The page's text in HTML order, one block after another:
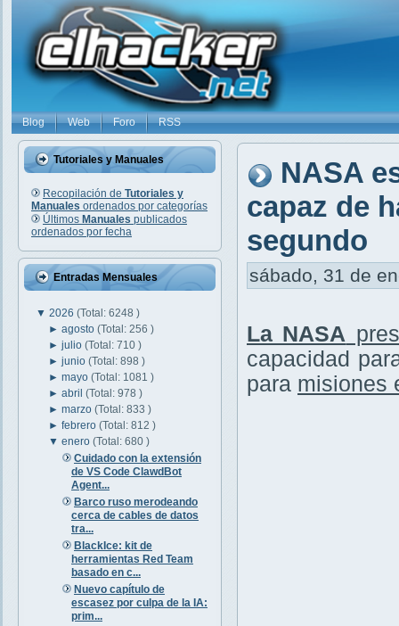
Blog Web Foro RSS
Tutoriales y Manuales
Recopilación de Tutoriales y
Manuales ordenados por categorías
Últimos Manuales publicados
ordenados por fecha
Entradas Mensuales
▼ 2026 (Total: 6248 )
►agosto(Total: 256 )
►julio(Total: 710 )
►junio(Total: 898 )
►mayo(Total: 1081 )
►abril(Total: 978 )
►marzo(Total: 833 )
►febrero(Total: 812 )
▼enero(Total: 680 )
Cuidado con la extensión
de VS Code ClawdBot
Agent...
Barco ruso merodeando
cerca de cables de datos
tra...
BlackIce: kit de
herramientas Red Team
basado en c...
Nuevo capítulo de
escasez por culpa de la IA:
prim...
NASA
capaz de
segundo
sábado, 31 de
La NASA
capacidad
para misiones